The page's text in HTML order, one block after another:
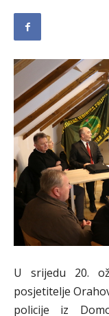
U srijedu 20.
posjetitelje
policije iz